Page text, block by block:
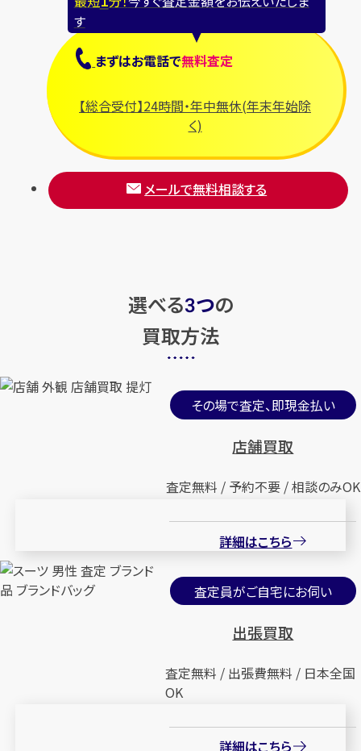
す
まずはお電話で無料査定
【総合受付】24時間・年中無休(年末年始除
く)
メールで無料相談する
選べる3つの
買取方法
その場で査定、即現金払い
店舗買取
査定無料 / 予約不要 / 相談のみOK
詳細はこちら
査定員がご自宅にお伺い
出張買取
査定無料 / 出張費無料 / 日本全国
OK
詳細はこちら